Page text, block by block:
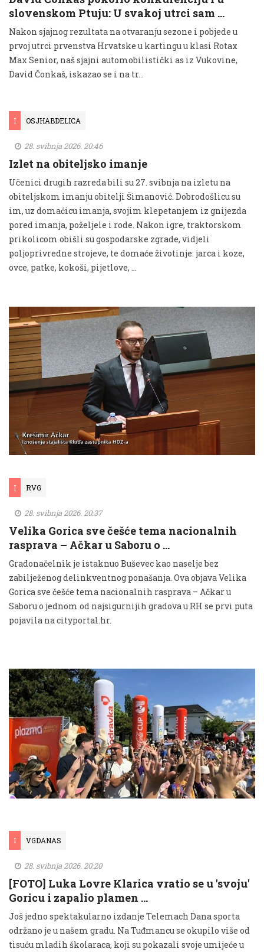
slovenskom Ptuju: U svakoj utrci sam …
Nakon sjajnog rezultata na otvaranju sezone i pobjede u
prvoj utrci prvenstva Hrvatske u kartingu u klasi Rotax
Max Senior, naš sjajni automobilistički as iz Vukovine,
David Čonkaš, iskazao se i na tr...
I OSJHABDELICA
28. svibnja 2026. 20:46
Izlet na obiteljsko imanje
Učenici drugih razreda bili su 27. svibnja na izletu na
obiteljskom imanju obitelji Šimanović. Dobrodošlicu su
im, uz domaćicu imanja, svojim klepetanjem iz gnijezda
pored imanja, poželjele i rode. Nakon igre, traktorskom
prikolicom obišli su gospodarske zgrade, vidjeli
poljoprivredne strojeve, te domaće životinje: jarca i koze,
ovce, patke, kokoši, pijetlove, …
I RVG
28. svibnja 2026. 20:37
Velika Gorica sve češće tema nacionalnih
rasprava – Ačkar u Saboru o …
Gradonačelnik je istaknuo Buševec kao naselje bez
zabilježenog delinkventnog ponašanja. Ova objava Velika
Gorica sve češće tema nacionalnih rasprava – Ačkar u
Saboru o jednom od najsigurnijih gradova u RH se prvi puta
pojavila na cityportal.hr.
I VGDANAS
28. svibnja 2026. 20:20
[FOTO] Luka Lovre Klarica vratio se u 'svoju'
Goricu i zapalio plamen …
Još jedno spektakularno izdanje Telemach Dana sporta
održano je u našem gradu. Na Tuđmancu se okupilo više od
tisuću mladih školaraca, koji su pokazali svoje umijeće u